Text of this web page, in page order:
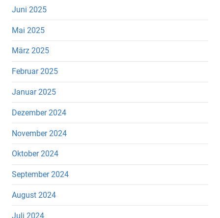
Juni 2025
Mai 2025
März 2025
Februar 2025
Januar 2025
Dezember 2024
November 2024
Oktober 2024
September 2024
August 2024
Juli 2024